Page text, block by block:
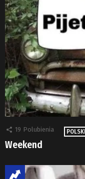
19 Polubienia
Weekend